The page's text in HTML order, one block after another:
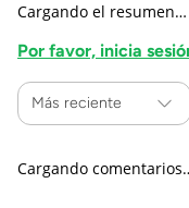
Cargando el resumen…
Por favor, inicia
Más reciente
Cargando